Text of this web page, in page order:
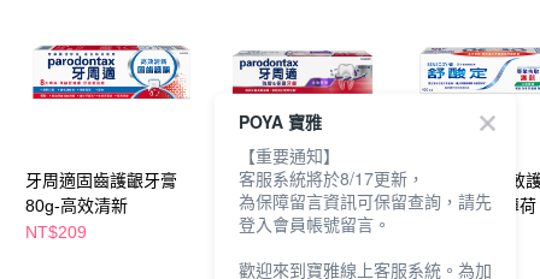
牙周適固齒護齦牙膏
80g-高效清新
NT$209
牙周適專業強韌護齦牙
膏100g-煥白去漬
NT$249
舒酸定專業抗敏
膏100g-沁涼薄荷
POYA 寶雅
【重要通知】
客服系統將於8/17更新，
為保障留言資訊可保留查詢，請先
登入會員帳號留言。
歡迎來到寶雅線上客服系統。為加